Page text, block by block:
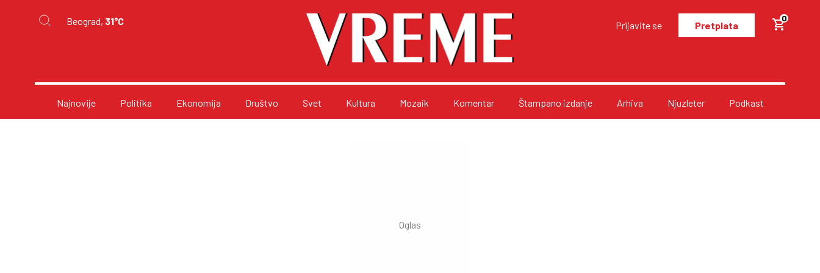
Beograd, 31°C Prijavite se Pretplata
0
Najnovije Politika Ekonomija Društvo Svet Kultura Mozaik Komentar Štampano izdanje Arhiva Njuzleter Podkast